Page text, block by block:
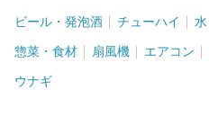
ビール・発泡酒 チューハイ 水
惣菜・食材 扇風機 エアコン
ウナギ